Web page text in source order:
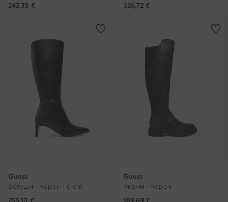
242,35 €
326,72 €
Guess
Ботуши · Черен · 6 cm
Guess
Чизми · Черен